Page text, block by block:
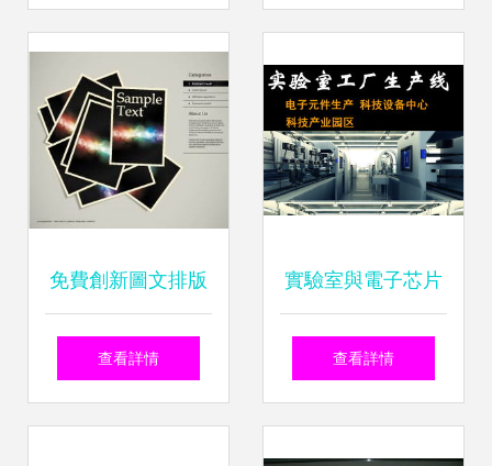
學校為例看圖文設
計制作
免費創新圖文排版
網頁設計模板，矢
查看詳情
實驗室與電子芯片
科技生產線的3D模
查看詳情